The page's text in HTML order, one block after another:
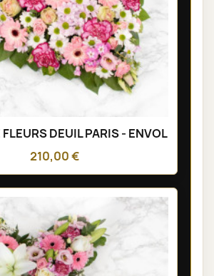
DEUIL PARIS - ENVOL
210,00 €